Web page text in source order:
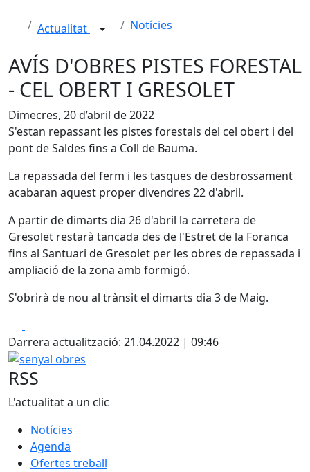
Actualitat Notícies
AVÍS D'OBRES PISTES FORESTAL
- CEL OBERT I GRESOLET
Dimecres, 20 d’abril de 2022
S'estan repassant les pistes forestals del cel obert i del
pont de Saldes fins a Coll de Bauma.
La repassada del ferm i les tasques de desbrossament
acabaran aquest proper divendres 22 d'abril.
A partir de dimarts dia 26 d'abril la carretera de
Gresolet restarà tancada des de l'Estret de la Foranca
fins al Santuari de Gresolet per les obres de repassada i
ampliació de la zona amb formigó.
S'obrirà de nou al trànsit el dimarts dia 3 de Maig.
Darrera actualització: 21.04.2022 | 09:46
senyal obres
RSS
L'actualitat a un clic
Notícies
Agenda
Ofertes treball